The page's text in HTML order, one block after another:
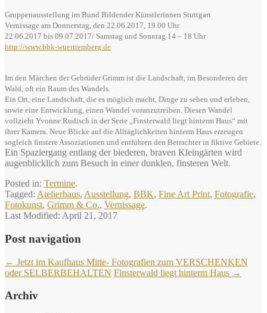
Gruppenausstellung im Bund Bildender Künstlerinnen Stuttgart
Vernissage am Donnerstag, den 22.06.2017, 19.00 Uhr
22.06.2017 bis 09.07.2017/ Samstag und Sonntag 14 – 18 Uhr
http://www.bbk-wuerttemberg.de
Im den Märchen der Gebrüder Grimm ist die Landschaft, im Besonderen der
Wald, oft ein Raum des Wandels.
Ein Ort, eine Landschaft, die es möglich macht, Dinge zu sehen und erleben,
sowie eine Entwicklung, einen Wandel voranzutreiben. Diesen Wandel
vollzieht Yvonne Rudisch in der Serie „Finsterwald liegt hinterm Haus“ mit
ihrer Kamera. Neue Blicke auf die Alltäglichkeiten hinterm Haus erzeugen
sogleich finstere Assoziationen und entführen den Betrachter in fiktive Gebiete.
Ein Spaziergang entlang der biederen, braven Kleingärten wird
augenblicklich zum Besuch in einer dunklen, finsteren Welt.
Posted in: Termine.
Tagged: Atelierhaus, Ausstellung, BBK, Fine Art Print, Fotografie,
Fotokunst, Grimm & Co., Vernissage.
Last Modified: April 21, 2017
Post navigation
← Jetzt im Kaufhaus Mitte- Fotografien zum VERSCHENKEN
oder SELBERBEHALTEN Finsterwald liegt hinterm Haus →
Archiv